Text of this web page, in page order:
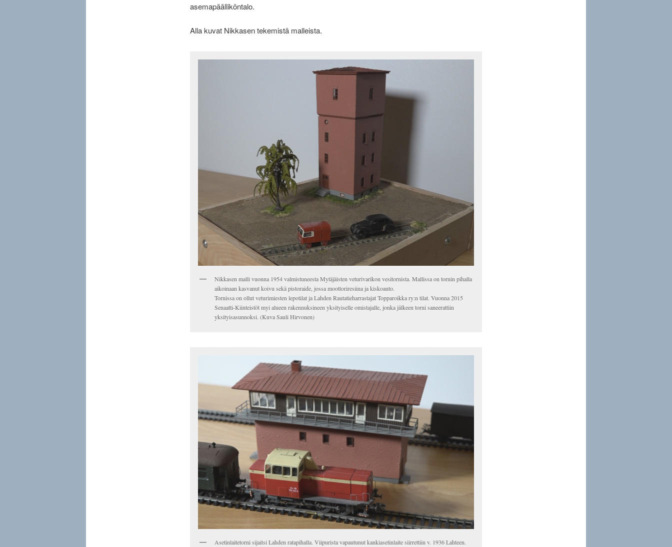
asemapäälliköntalo.
Alla kuvat Nikkasen tekemistä malleista.
Nikkasen malli vuonna 1954 valmistuneesta Mytäjäisten veturivarikon vesitornista. Mallissa on tornin pihalla
aikoinaan kasvanut koivu sekä pistoraide, jossa moottoriresiina ja kiskoauto.
Tornissa on ollut veturimiesten lepotilat ja Lahden Rautatieharrastajat Topparoikka ry:n tilat. Vuonna 2015
Senaatti-Kiinteistöt myi alueen rakennuksineen yksityiselle omistajalle, jonka jälkeen torni saneerattiin
yksityisasunnoksi. (Kuva Sauli Hirvonen)
Asetinlaitetorni sijaitsi Lahden ratapihalla. Viipurista vapautunut kankiasetinlaite siirrettiin v. 1936 Lahteen.